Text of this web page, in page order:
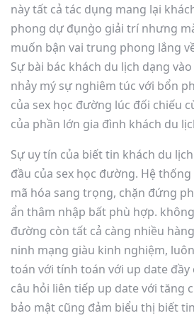
này tất cả tác dụng mang lại
phong dự đụng̀o giải trí nhưng
muốn bận vai trung phong lắng
Sự bài bác khách du lịch dạng
nhảy mý sự nghiêm túc với bổn
của sex học đường lúc đối chiếu
của phần lớn gia đình khách du
Sự uy tín của biết tin khách du
đầu của sex học đường. Hệ
mã hóa sang trọng, chặn đứng
ẩn thâm nhập bất phù hợp.
đường còn tất cả càng nhiều
ninh mạng giàu kinh nghiệm,
toán với tính toán với up date
câu hỏi liên tiếp up date với tăng
bảo mật cũng đảm biểu thị biết